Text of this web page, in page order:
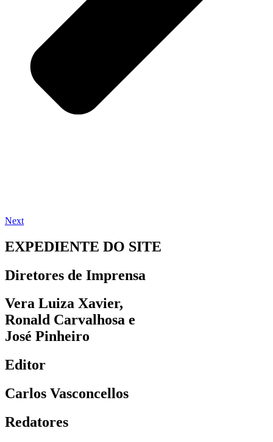
Next
EXPEDIENTE DO SITE
Diretores de Imprensa
Vera Luiza Xavier,
Ronald Carvalhosa e
José Pinheiro
Editor
Carlos Vasconcellos
Redatores